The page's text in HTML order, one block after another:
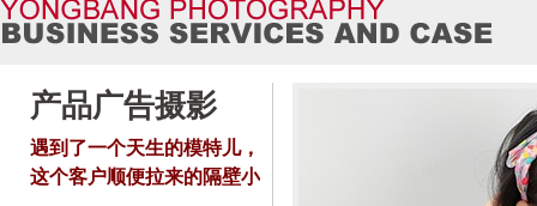
产品广告摄影
遇到了一个天生的模特儿，
这个客户顺便拉来的隔壁小